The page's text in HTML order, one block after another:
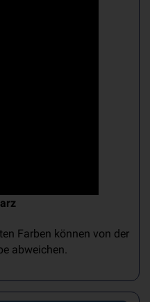
Farben können von der
abweichen.